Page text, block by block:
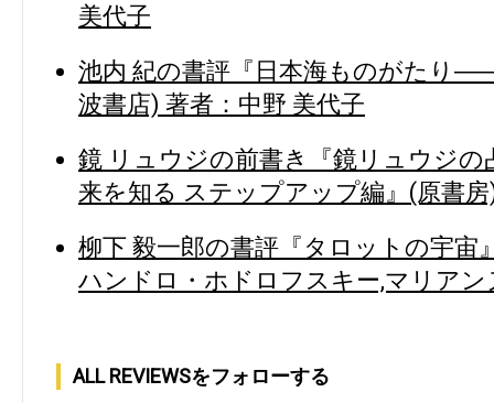
美代子
池内 紀の書評『日本海ものがたり
波書店) 著者：中野 美代子
鏡 リュウジの前書き『鏡リュウジの
来を知る ステップアップ編』(原書
柳下 毅一郎の書評『タロットの宇宙
ハンドロ・ホドロフスキー,マリア
ALL REVIEWSをフォローする